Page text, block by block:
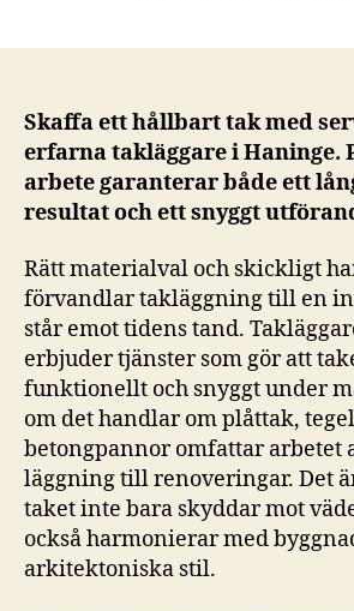
Skaffa ett hållbart tak med
erfarna takläggare i Haninge.
arbete garanterar både ett
resultat och ett snyggt
Rätt materialval och skickligt
förvandlar takläggning till en
står emot tidens tand.
erbjuder tjänster som gör att
funktionellt och snyggt under
om det handlar om plåttak,
betongpannor omfattar arbetet
läggning till renoveringar. Det
taket inte bara skyddar mot
också harmonierar med
arkitektoniska stil.